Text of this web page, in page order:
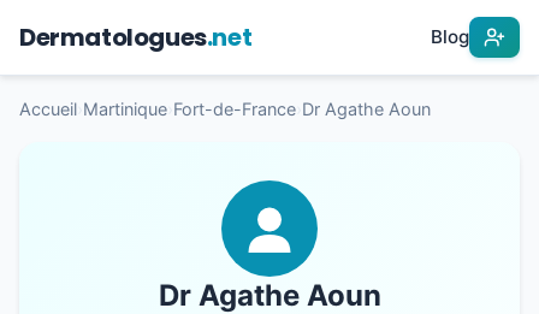
Dermatologues.net Blog
Accueil Martinique Fort-de-France Dr Agathe Aoun
Dr Agathe Aoun